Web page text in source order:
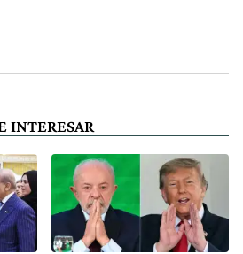
INTERESAR